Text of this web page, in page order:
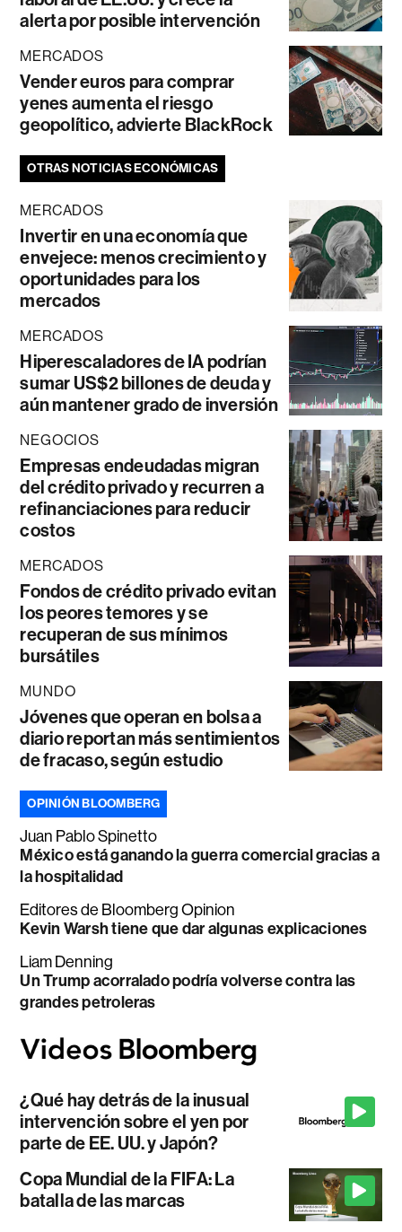
alerta por posible intervención
MERCADOS
Vender euros para comprar
yenes aumenta el riesgo
geopolítico, advierte BlackRock
OTRAS NOTICIAS ECONÓMICAS
MERCADOS
Invertir en una economía que
envejece: menos crecimiento y
oportunidades para los
mercados
MERCADOS
Hiperescaladores de IA podrían
sumar US$2 billones de deuda y
aún mantener grado de inversión
NEGOCIOS
Empresas endeudadas migran
del crédito privado y recurren a
refinanciaciones para reducir
costos
MERCADOS
Fondos de crédito privado evitan
los peores temores y se
recuperan de sus mínimos
bursátiles
MUNDO
Jóvenes que operan en bolsa a
diario reportan más sentimientos
de fracaso, según estudio
OPINIÓN BLOOMBERG
Juan Pablo Spinetto
México está ganando la guerra comercial gracias a
la hospitalidad
Editores de Bloomberg Opinion
Kevin Warsh tiene que dar algunas explicaciones
Liam Denning
Un Trump acorralado podría volverse contra las
grandes petroleras
¿Qué hay detrás de la inusual
intervención sobre el yen por
parte de EE. UU. y Japón?
Copa Mundial de la FIFA: La
batalla de las marcas